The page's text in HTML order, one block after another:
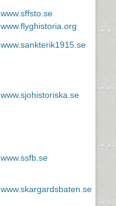
www.sffsto.se
www.flyghistoria.org
www.sankterik1915.se
www.sjohistoriska.se
www.ssfb.se
www.skargardsbaten.se